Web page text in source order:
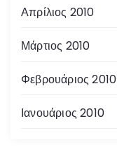
Απρίλιος 2010
Μάρτιος 2010
Φεβρουάριος 2010
Ιανουάριος 2010